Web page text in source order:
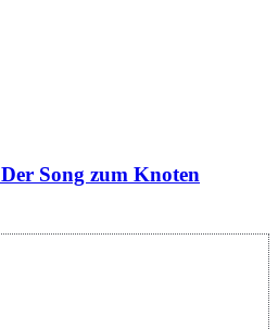
Song zum Knoten